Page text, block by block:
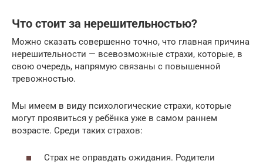
Что стоит за нерешительностью?
Можно сказать совершенно точно, что главная причина
нерешительности — всевозможные страхи, которые, в
свою очередь, напрямую связаны с повышенной
тревожностью.
Мы имеем в виду психологические страхи, которые
могут проявиться у ребёнка уже в самом раннем
возрасте. Среди таких страхов:
Страх не оправдать ожидания. Родители